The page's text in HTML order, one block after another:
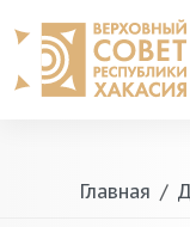
Главная